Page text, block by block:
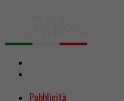
Pubblicità